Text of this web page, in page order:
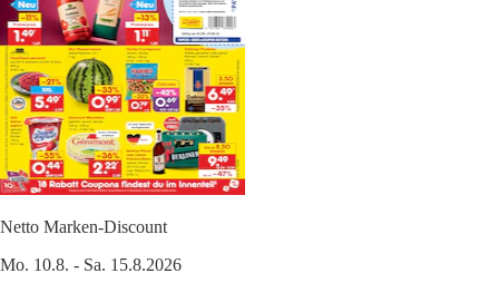
Netto Marken-Discount
Mo. 10.8. - Sa. 15.8.2026